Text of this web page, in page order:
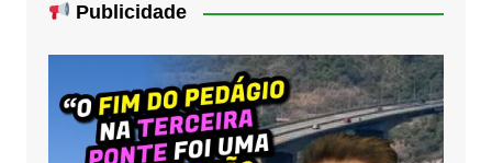
Publicidade